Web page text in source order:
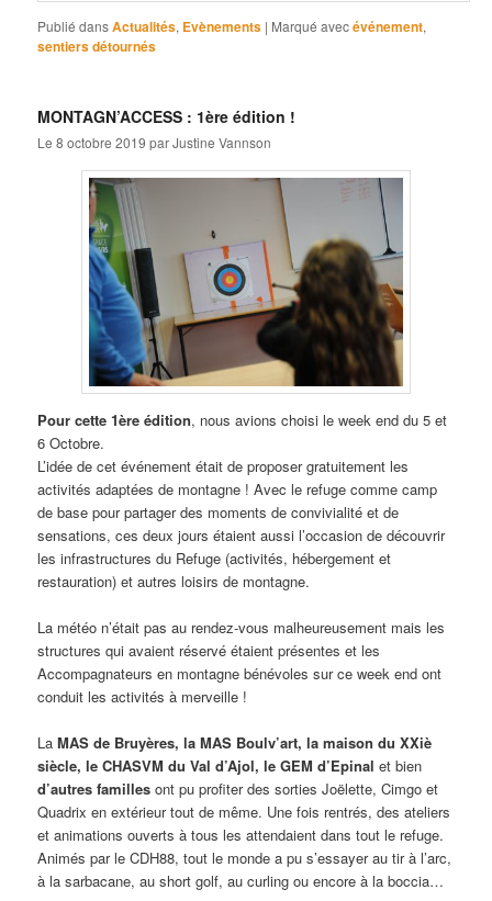
Publié dansActualités, Evènements | Marqué avecévénement,
sentiers détournés
MONTAGN’ACCESS : 1ère édition !
Le8 octobre 2019 parJustine Vannson
Pour cette 1ère édition, nous avions choisi le week end du 5 et
6 Octobre.
L’idée de cet événement était de proposer gratuitement les
activités adaptées de montagne ! Avec le refuge comme camp
de base pour partager des moments de convivialité et de
sensations, ces deux jours étaient aussi l’occasion de découvrir
les infrastructures du Refuge (activités, hébergement et
restauration) et autres loisirs de montagne.
La météo n’était pas au rendez-vous malheureusement mais les
structures qui avaient réservé étaient présentes et les
Accompagnateurs en montagne bénévoles sur ce week end ont
conduit les activités à merveille !
LaMAS de Bruyères, la MAS Boulv’art, la maison du XXiè
siècle, le CHASVM du Val d’Ajol, le GEM d’Epinalet bien
d’autres familles ont pu profiter des sorties Joëlette, Cimgo et
Quadrix en extérieur tout de même. Une fois rentrés, des ateliers
et animations ouverts à tous les attendaient dans tout le refuge.
Animés par le CDH88, tout le monde a pu s’essayer au tir à l’arc,
à la sarbacane, au short golf, au curling ou encore à la boccia…